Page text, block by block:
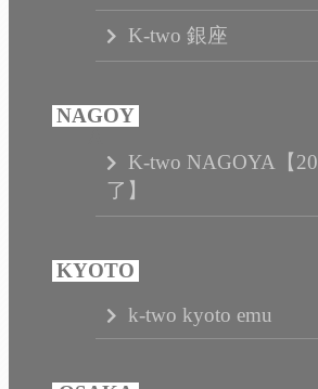
K-two 銀座
K-two NAGOYA【
了】
k-two kyoto emu